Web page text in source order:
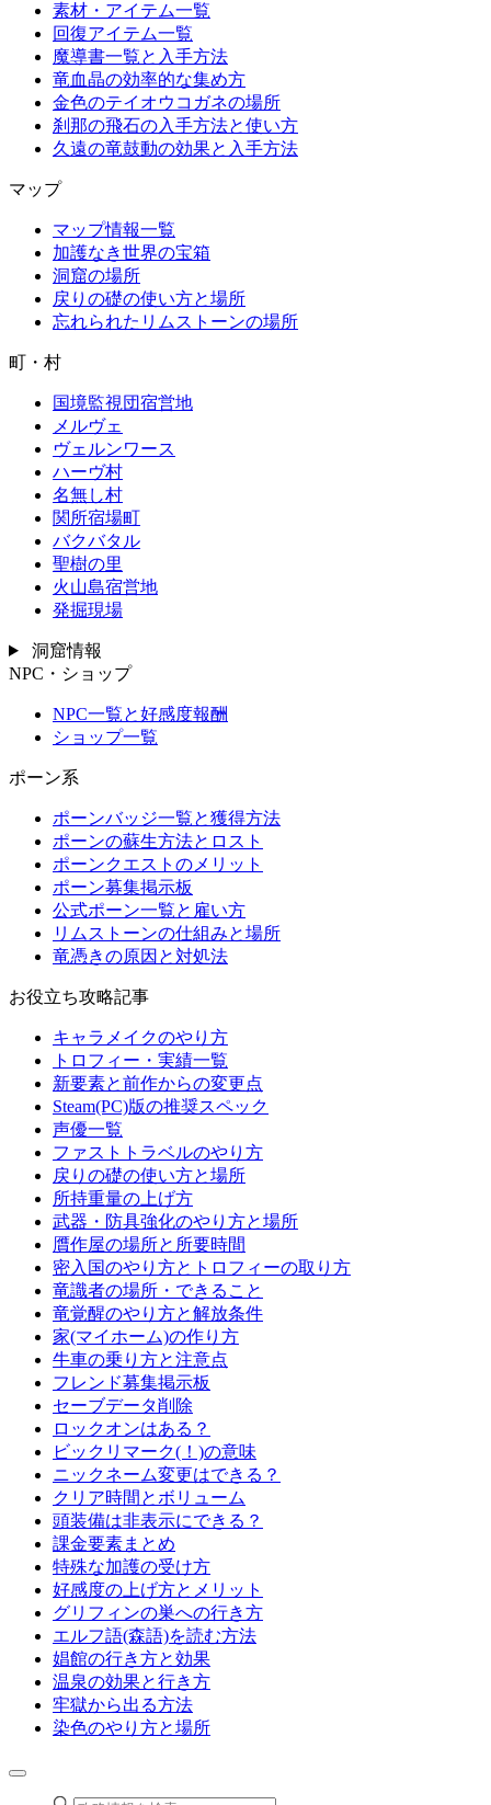
素材・アイテム一覧
回復アイテム一覧
魔導書一覧と入手方法
竜血晶の効率的な集め方
金色のテイオウコガネの場所
刹那の飛石の入手方法と使い方
久遠の竜鼓動の効果と入手方法
マップ
マップ情報一覧
加護なき世界の宝箱
洞窟の場所
戻りの礎の使い方と場所
忘れられたリムストーンの場所
町・村
国境監視団宿営地
メルヴェ
ヴェルンワース
ハーヴ村
名無し村
関所宿場町
バクバタル
聖樹の里
火山島宿営地
発掘現場
洞窟情報
NPC・ショップ
NPC一覧と好感度報酬
ショップ一覧
ポーン系
ポーンバッジ一覧と獲得方法
ポーンの蘇生方法とロスト
ポーンクエストのメリット
ポーン募集掲示板
公式ポーン一覧と雇い方
リムストーンの仕組みと場所
竜憑きの原因と対処法
お役立ち攻略記事
キャラメイクのやり方
トロフィー・実績一覧
新要素と前作からの変更点
Steam(PC)版の推奨スペック
声優一覧
ファストトラベルのやり方
戻りの礎の使い方と場所
所持重量の上げ方
武器・防具強化のやり方と場所
贋作屋の場所と所要時間
密入国のやり方とトロフィーの取り方
竜識者の場所・できること
竜覚醒のやり方と解放条件
家(マイホーム)の作り方
牛車の乗り方と注意点
フレンド募集掲示板
セーブデータ削除
ロックオンはある？
ビックリマーク(！)の意味
ニックネーム変更はできる？
クリア時間とボリューム
頭装備は非表示にできる？
課金要素まとめ
特殊な加護の受け方
好感度の上げ方とメリット
グリフィンの巣への行き方
エルフ語(森語)を読む方法
娼館の行き方と効果
温泉の効果と行き方
牢獄から出る方法
染色のやり方と場所